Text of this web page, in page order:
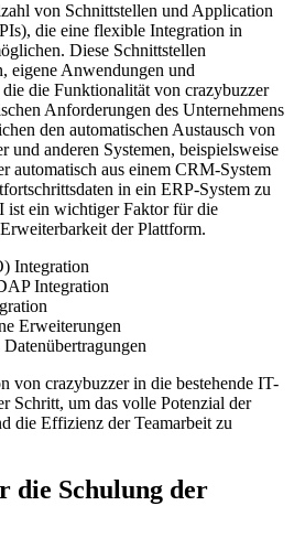
von Schnittstellen und Application
die eine flexible Integration in
Diese Schnittstellen
eigene Anwendungen und
die Funktionalität von crazybuzzer
Anforderungen des Unternehmens
den automatischen Austausch von
und anderen Systemen, beispielsweise
automatisch aus einem CRM-System
in ein ERP-System zu
ist ein wichtiger Faktor für die
der Plattform.
Integration
Integration
Erweiterungen
von crazybuzzer in die bestehende IT-
Schritt, um das volle Potenzial der
die Effizienz der Teamarbeit zu
die Schulung der